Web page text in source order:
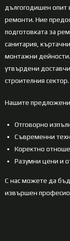
дългогодишен
ремонти. Ние
подготовката за
санитария,
монтажни
утвърдени
строителния сектор.
Нашите
Отговорно
Съвременни
Коректно
Разумни цени и
С нас можете да
извършен